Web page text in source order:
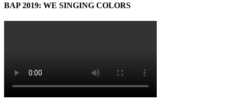
BAP 2019: WE SINGING COLORS